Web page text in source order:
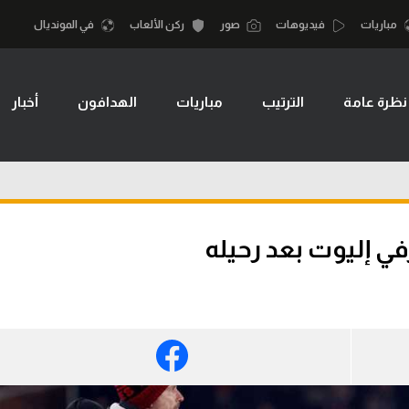
الكرة الإفريقية
الدوري الإنجليزي
الدوري الإسباني
كرة السلة
كرة سلة
رياضة نسائية
مباريات فيديوهات صور ركن الألعاب في المونديال
نظرة عامة الترتيب مباريات الهدافون أخبار
إليوت بعد رحيله